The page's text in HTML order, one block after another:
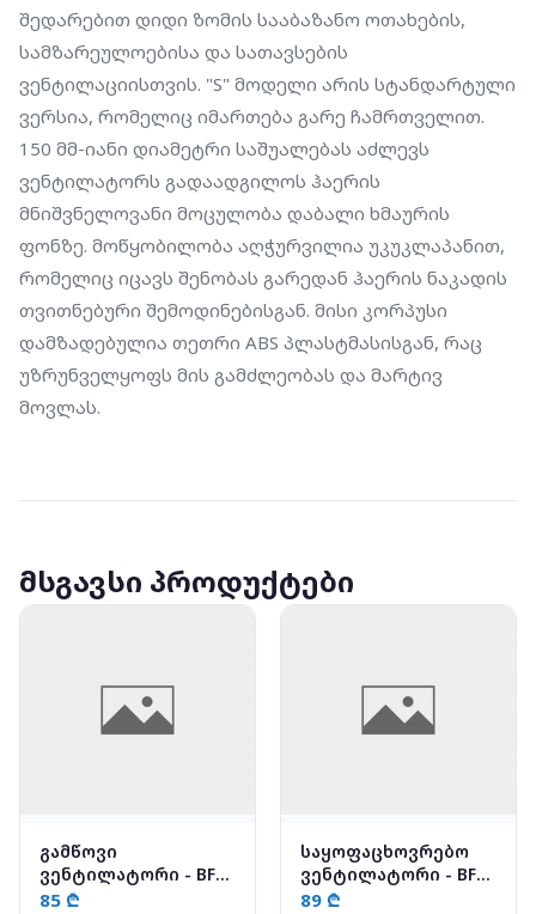
შედარებით დიდი ზომის სააბაზანო ოთახების,
სამზარეულოებისა და სათავსების
ვენტილაციისთვის. "S" მოდელი არის სტანდარტული
ვერსია, რომელიც იმართება გარე ჩამრთველით.
150 მმ-იანი დიამეტრი საშუალებას აძლევს
ვენტილატორს გადაადგილოს ჰაერის
მნიშვნელოვანი მოცულობა დაბალი ხმაურის
ფონზე. მოწყობილობა აღჭურვილია უკუკლაპანით,
რომელიც იცავს შენობას გარედან ჰაერის ნაკადის
თვითნებური შემოდინებისგან. მისი კორპუსი
დამზადებულია თეთრი ABS პლასტმასისგან, რაც
უზრუნველყოფს მის გამძლეობას და მარტივ
მოვლას.
მსგავსი პროდუქტები
გამწოვი
ვენტილატორი - BF
120S
85 ₾
საყოფაცხოვრებო
ვენტილატორი - BF-
W 100A
89 ₾